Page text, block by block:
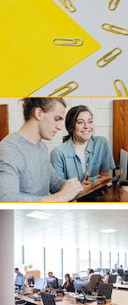
Ausbildung zur/